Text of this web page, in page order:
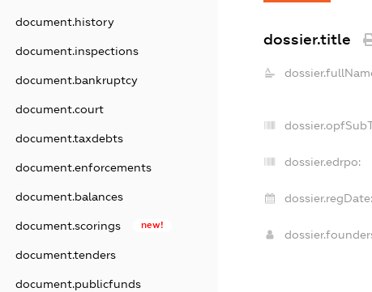
document.history
document.inspections
document.bankruptcy
document.court
document.taxdebts
document.enforcements
document.balances
document.scorings new!
document.tenders
document.publicfunds
dossier.title
dossier.edrpo:
dossier.regDate: